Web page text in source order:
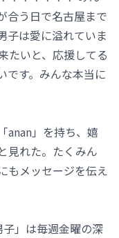
合う日で名古屋まで
子は愛に溢れていま
たいと、応援してる
です。みんな本当に
anan」を持ち、嬉
見れた。たくみん
もメッセージを伝え
」は毎週金曜の深